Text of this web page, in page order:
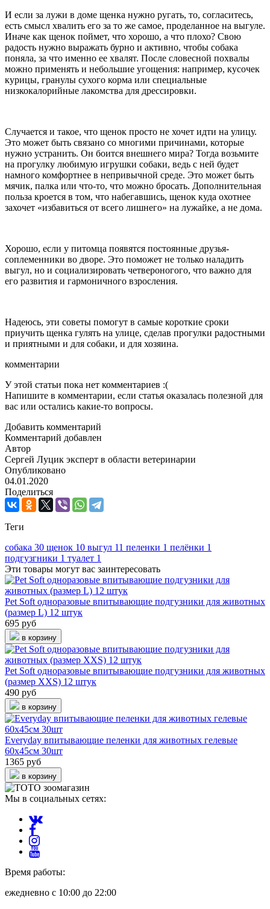
И если за лужи в доме щенка нужно ругать, то, согласитесь,
есть смысл хвалить его за то же самое, проделанное на выгуле.
Иначе как щенок поймет, что хорошо, а что плохо? Свою
радость нужно выражать бурно и активно, чтобы собака
поняла, за что именно ее хвалят. После словесной похвалы
можно применять и небольшие угощения: например, кусочек
курицы, гранулы сухого корма или специальные
низкокалорийные лакомства для дрессировки.
Случается и такое, что щенок просто не хочет идти на улицу.
Это может быть связано со многими причинами, которые
нужно устранить. Он боится внешнего мира? Тогда возьмите
на прогулку любимую игрушки собаки, ведь с ней будет
намного комфортнее в непривычной среде. Это может быть
мячик, палка или что-то, что можно бросать. Дополнительная
польза кроется в том, что набегавшись, щенок куда охотнее
захочет «избавиться от всего лишнего» на лужайке, а не дома.
Хорошо, если у питомца появятся постоянные друзья-
соплеменники во дворе. Это поможет не только наладить
выгул, но и социализировать четвероногого, что важно для
его развития и гармоничного взросления.
Надеюсь, эти советы помогут в самые короткие сроки
приучить щенка гулять на улице, сделав прогулки радостными
и приятными и для собаки, и для хозяина.
комментарии
У этой статьи пока нет комментариев :(
Напишите в комментарии, если статья оказалась полезной для
вас или остались какие-то вопросы.
Добавить комментарий
Комментарий добавлен
Автор
Сергей Луцик эксперт в области ветеринарии
Опубликовано
04.01.2020
Поделиться
Теги
собака 30 щенок 10 выгул 11 пеленки 1 пелёнки 1
подгузгники 1 туалет 1
Эти товары могут вас заинтересовать
Pet Soft одноразовые впитывающие подгузники для животных
(размер L) 12 штук
695 руб
в корзину
Pet Soft одноразовые впитывающие подгузники для животных
(размер XXS) 12 штук
490 руб
в корзину
Everyday впитывающие пеленки для животных гелевые
60x45см 30шт
1365 руб
в корзину
Мы в социальных сетях:
Время работы:
ежедневно с 10:00 до 22:00